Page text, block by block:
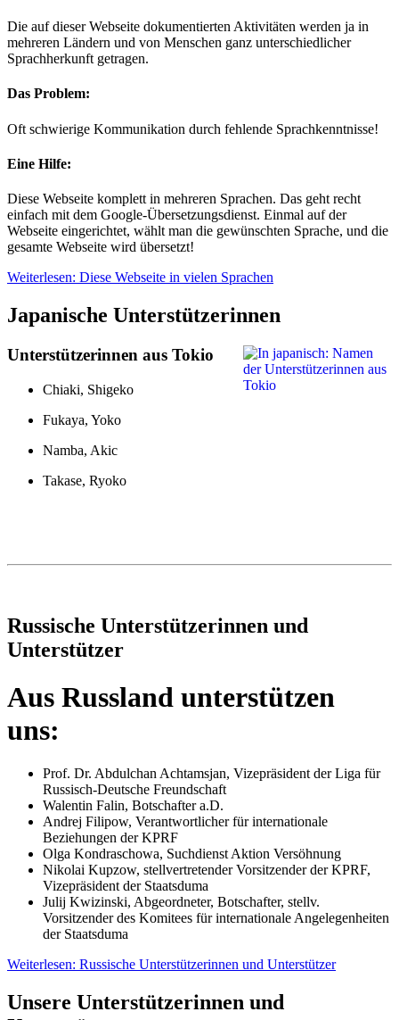
Die auf dieser Webseite dokumentierten Aktivitäten werden ja in
mehreren Ländern und von Menschen ganz unterschiedlicher
Sprachherkunft getragen.
Das Problem:
Oft schwierige Kommunikation durch fehlende Sprachkenntnisse!
Eine Hilfe:
Diese Webseite komplett in mehreren Sprachen. Das geht recht
einfach mit dem Google-Übersetzungsdienst. Einmal auf der
Webseite eingerichtet, wählt man die gewünschten Sprache, und die
gesamte Webseite wird übersetzt!
Weiterlesen: Diese Webseite in vielen Sprachen
Japanische Unterstützerinnen
Unterstützerinnen aus Tokio
Chiaki, Shigeko
Fukaya, Yoko
Namba, Akic
Takase, Ryoko
Russische Unterstützerinnen und
Unterstützer
Aus Russland unterstützen
uns:
Prof. Dr. Abdulchan Achtamsjan, Vizepräsident der Liga für
Russisch-Deutsche Freundschaft
Walentin Falin, Botschafter a.D.
Andrej Filipow, Verantwortlicher für internationale
Beziehungen der KPRF
Olga Kondraschowa, Suchdienst Aktion Versöhnung
Nikolai Kupzow, stellvertretender Vorsitzender der KPRF,
Vizepräsident der Staatsduma
Julij Kwizinski, Abgeordneter, Botschafter, stellv.
Vorsitzender des Komitees für internationale Angelegenheiten
der Staatsduma
Weiterlesen: Russische Unterstützerinnen und Unterstützer
Unsere Unterstützerinnen und